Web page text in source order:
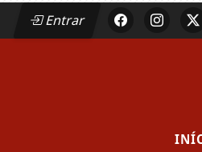
Entrar